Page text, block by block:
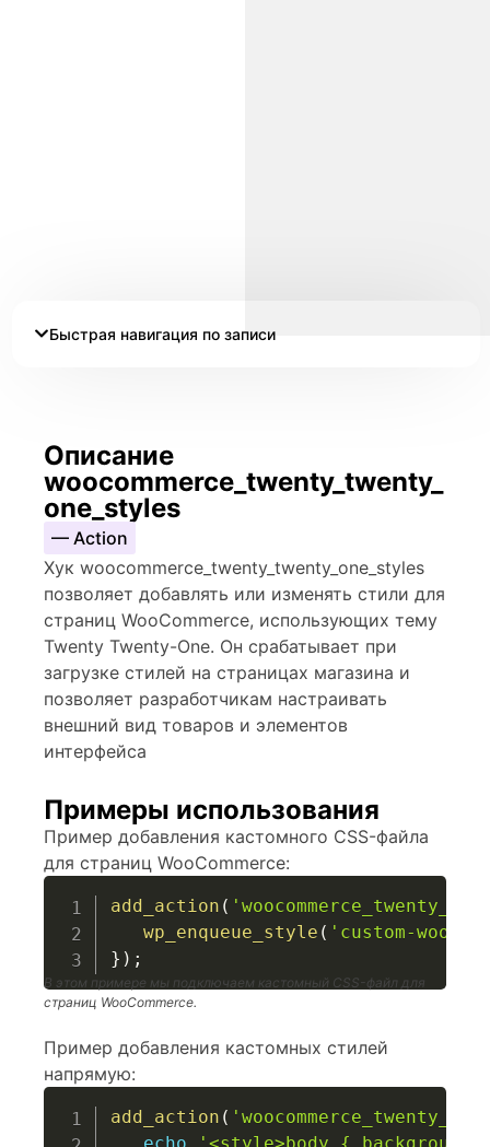
Быстрая навигация по записи
Описание
woocommerce_twenty_twenty_
one_styles
— Action
Хук woocommerce_twenty_twenty_one_styles
позволяет добавлять или изменять стили для
страниц WooCommerce, использующих тему
Twenty Twenty-One. Он срабатывает при
загрузке стилей на страницах магазина и
позволяет разработчикам настраивать
внешний вид товаров и элементов
интерфейса
Примеры использования
Пример добавления кастомного CSS-файла
для страниц WooCommerce:
add_action (
wp_enqueue_style ( 'custom-
} ) ;
В этом примере мы подключаем кастомный CSS-файл для
страниц WooCommerce.
Пример добавления кастомных стилей
напрямую:
add_action (
echo
'<style>body {